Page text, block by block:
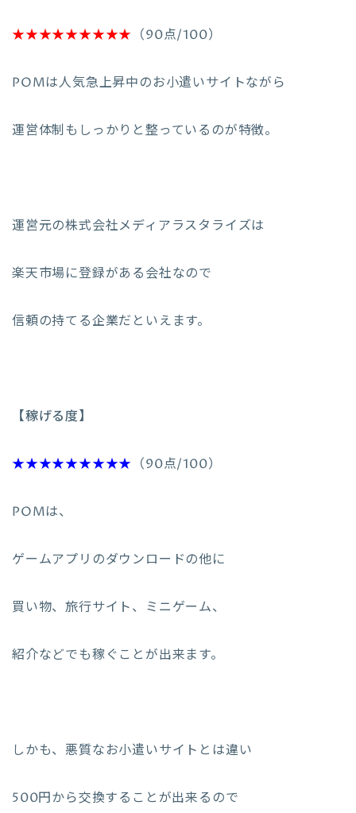
★★★★★★★★★ （90点/100）
POMは人気急上昇中のお小遣いサイトながら
運営体制もしっかりと整っているのが特徴。
運営元の株式会社メディアラスタライズは
楽天市場に登録がある会社なので
信頼の持てる企業だといえます。
【稼げる度】
★★★★★★★★★ （90点/100）
POMは、
ゲームアプリのダウンロードの他に
買い物、旅行サイト、ミニゲーム、
紹介などでも稼ぐことが出来ます。
しかも、悪質なお小遣いサイトとは違い
500円から交換することが出来るので